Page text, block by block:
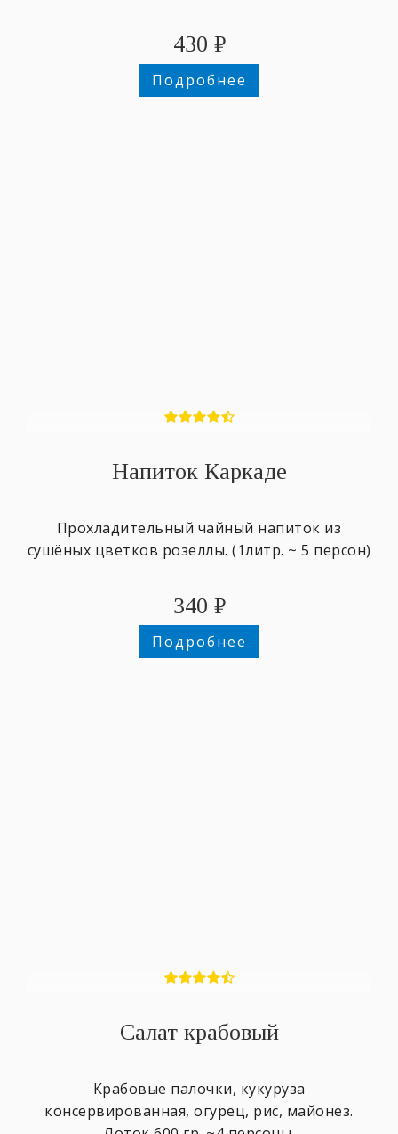
430 ₽
Подробнее
Напиток Каркаде
Прохладительный чайный напиток из
сушёных цветков розеллы. (1литр. ~ 5 персон)
340 ₽
Подробнее
Салат крабовый
Крабовые палочки, кукуруза
консервированная, огурец, рис, майонез.